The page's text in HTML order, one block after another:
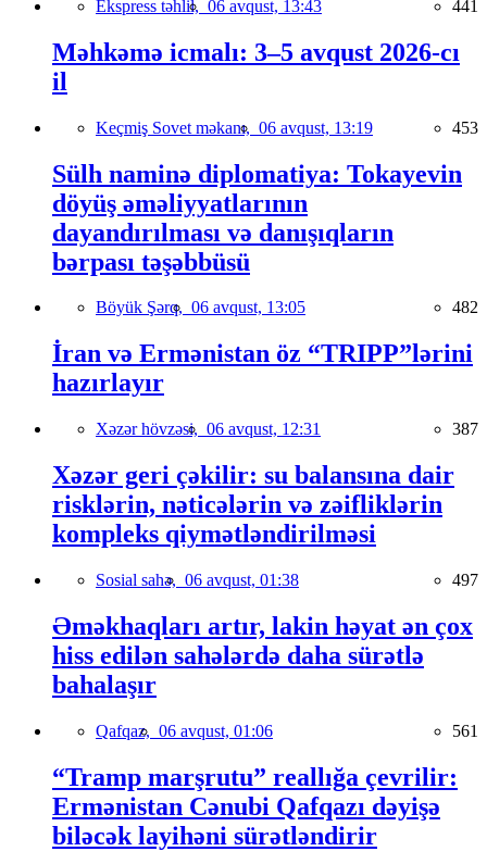
Ekspress təhlil, 06 avqust, 13:43 441
Məhkəmə icmalı: 3–5 avqust 2026-cı
il
Keçmiş Sovet məkanı, 06 avqust, 13:19 453
Sülh naminə diplomatiya: Tokayevin
döyüş əməliyyatlarının
dayandırılması və danışıqların
bərpası təşəbbüsü
Böyük Şərq, 06 avqust, 13:05 482
İran və Ermənistan öz “TRIPP”lərini
hazırlayır
Xəzər hövzəsi, 06 avqust, 12:31 387
Xəzər geri çəkilir: su balansına dair
risklərin, nəticələrin və zəifliklərin
kompleks qiymətləndirilməsi
Sosial sahə, 06 avqust, 01:38 497
Əməkhaqları artır, lakin həyat ən çox
hiss edilən sahələrdə daha sürətlə
bahalaşır
Qafqaz, 06 avqust, 01:06 561
“Tramp marşrutu” reallığa çevrilir:
Ermənistan Cənubi Qafqazı dəyişə
biləcək layihəni sürətləndirir